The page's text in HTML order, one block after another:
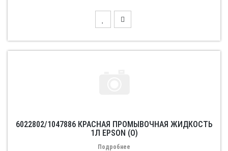
6022802/1047886 КРАСНАЯ ПРОМЫВОЧНАЯ ЖИДКОСТЬ
1Л EPSON (O)
Подробнее